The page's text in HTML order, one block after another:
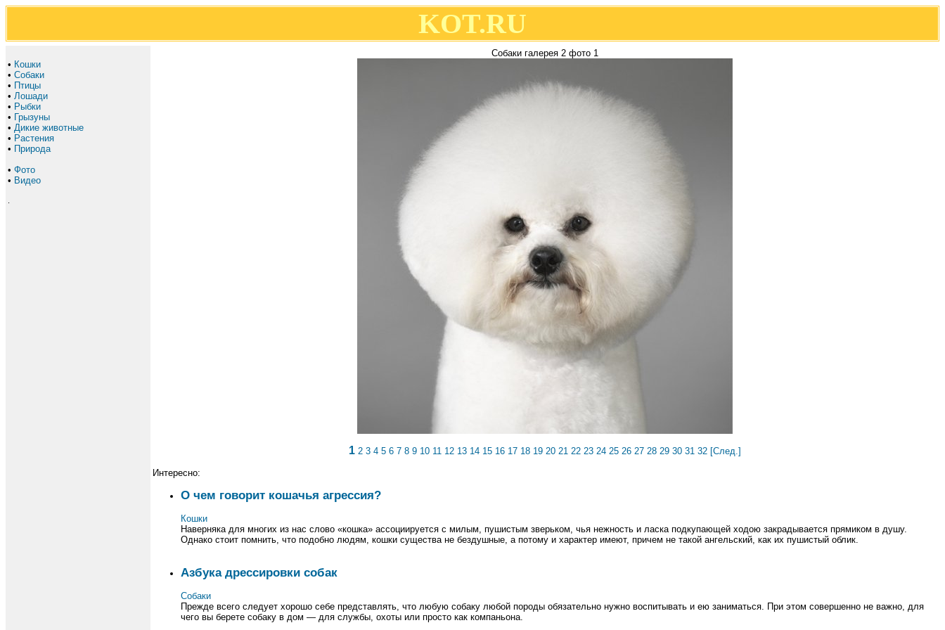
KOT.RU
• Кошки
• Собаки
• Птицы
• Лошади
• Рыбки
• Грызуны
• Дикие животные
• Растения
• Природа
• Фото
• Видео
Собаки галерея 2 фото 1
1 2 3 4 5 6 7 8 9 10 11 12 13 14 15 16 17 18 19 20 21 22 23 24 25 26 27 28 29 30 31 32 [След.]
Интересно:
О чем говорит кошачья агрессия?
Кошки
Наверняка для многих из нас слово «кошка» ассоциируется с милым, пушистым зверьком, чья нежность и ласка подкупающей ходою закрадывается прямиком в душу.
Однако стоит помнить, что подобно людям, кошки существа не бездушные, а потому и характер имеют, причем не такой ангельский, как их пушистый облик.
Азбука дрессировки собак
Собаки
Прежде всего следует хорошо себе представлять, что любую собаку любой породы обязательно нужно воспитывать и ею заниматься. При этом совершенно не важно, для
чего вы берете собаку в дом — для службы, охоты или просто как компаньона.